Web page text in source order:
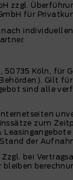
zzgl.
für
Köln,
Gilt
sind alle
zum
der
bei
bleiben